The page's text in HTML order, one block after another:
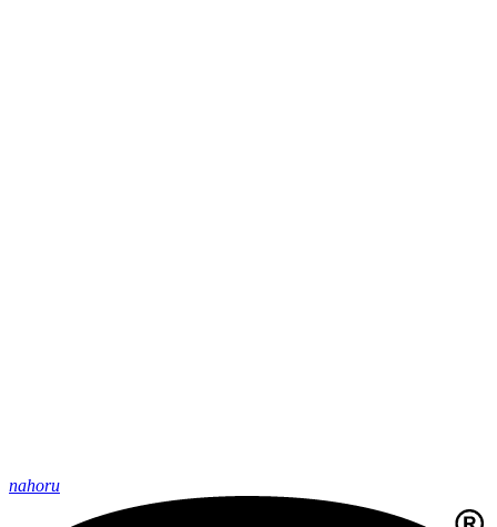
nahoru